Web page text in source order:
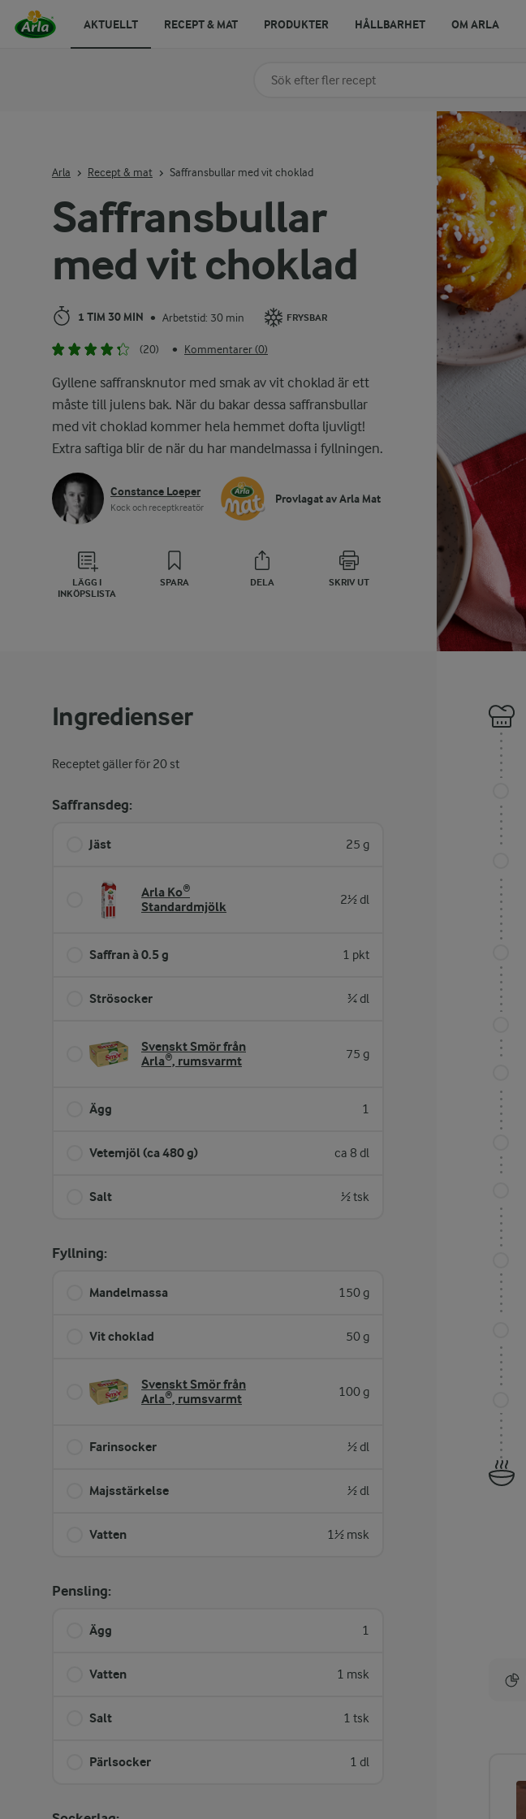
Saffransbullar
med vit choklad
1 TIM 30 MIN • Arbetstid: 30 min FRYSBAR
(20) • Kommentarer (0)
Gyllene saffransknutor med smak av vit choklad är ett
måste till julens bak. När du bakar dessa saffransbullar
med vit choklad kommer hela hemmet dofta ljuvligt!
Extra saftiga blir de när du har mandelmassa i fyllningen.
Constance Loeper
Kock och receptkreatör
Provlagat av Arla Mat
LÄGG I
INKÖPSLISTA
SPARA DELA SKRIV UT
Arla Recept & mat Saffransbullar med vit choklad
Ingredienser
Receptet gäller för 20 st
Saffransdeg:
Jäst 25 g
Arla Ko®
Standardmjölk
2½ dl
Saffran à 0.5 g 1 pkt
Strösocker ¾ dl
Svenskt Smör från
Arla®, rumsvarmt
75 g
Ägg 1
Vetemjöl (ca 480 g) ca 8 dl
Salt ½ tsk
Fyllning:
Mandelmassa 150 g
Vit choklad 50 g
Svenskt Smör från
Arla®, rumsvarmt
100 g
Farinsocker ½ dl
Majsstärkelse ½ dl
Vatten 1½ msk
Pensling:
Ägg 1
Vatten 1 msk
Salt 1 tsk
Pärlsocker 1 dl
Sök på kategori eller ingrediens
AKTUELLT RECEPT & MAT PRODUKTER HÅLLBARHET OM ARLA